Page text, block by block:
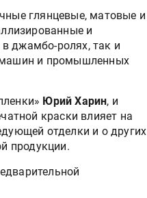
глянцевые, матовые и
и
джамбо-ролях, так и
машин и промышленных
Юрий Харин, и
краски влияет на
отделки и о других
продукции.